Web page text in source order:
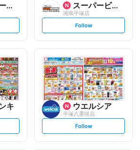
スーパービバホーム
湘南平塚店
s
t
l
o
w
Follow
キ ウエルシア
平塚八重咲店
s
t
Follow